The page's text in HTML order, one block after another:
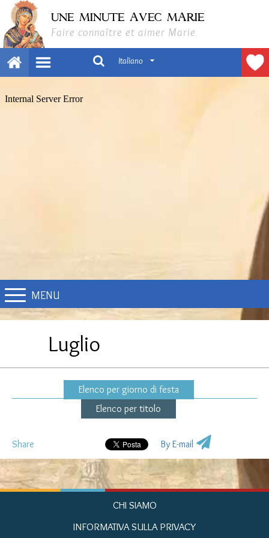
UNE MINUTE AVEC MARIE
Faire connaître et aimer Marie
Italiano
MENU
Luglio
Elenco per giorno di festa
Elenco per titolo
Share By E-mail
CHI SIAMO
INFORMATIVA SULLA PRIVACY